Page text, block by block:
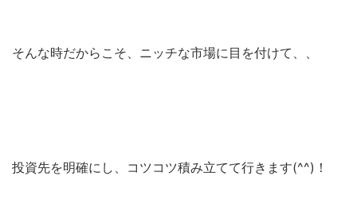
そんな時だからこそ、ニッチな市場に目を付けて、、
投資先を明確にし、コツコツ積み立てて行きます(^^)！